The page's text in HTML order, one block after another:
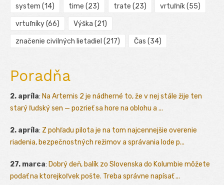
system (14) time (23) trate (23) vrtuľník(55)
vrtuľníky(66) Výška (21)
značenie civilných lietadiel (217) Čas (34)
Poradňa
2. apríla: Na Artemis 2 je nádherné to, že v nej stále žije ten
starý ľudský sen — pozrieť sa hore na oblohu a ...
2. apríla: Z pohľadu pilota je na tom najcennejšie overenie
riadenia, bezpečnostných režimov a správania lode p...
27. marca: Dobrý deň, balík zo Slovenska do Kolumbie môžete
podať na ktorejkoľvek pošte. Treba správne napísať ...